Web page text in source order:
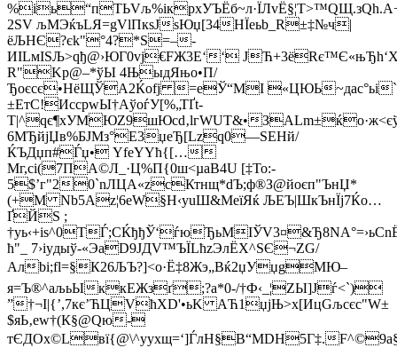
2SV љMЭќъLЯ=gVl­ПкѕJsЮџ[34НЇeьb_R±‡№ч|
ёЉНЄ?єk"°4?*S=–-
ИІLмIЅЉ>qђ@›ЮГ0vј€FЖ3E‘‘
R"Kp@–*ўЫ 4ЊыдЯњo•П/
Ђoєсє•НёЩЎA2Ќоfј =еЎ“МI ­«ЦЮЬ~дас°ьi
±ЕтC!ИccpwЫ†AўoѓУ[%„ТҐt­
Т­|^qє¶xУМЮZ9шЮcd‚lгWUТ&•
6MЂйјЏв%БЈMз°E3џeЂ[Lzq0—ЅЕНй/
ЌЪДџп#Ѓџ• YfeYYћ{[…
Мг,cі(7ПA©Л_·Ц%П{0ш<µаB4U [‡То:­­
5$’г"20`nЛЦА«zcКтнщ*dЪ;ф®З­@йоєп"ЪнЏ*
(+M Nb5Аz¦6еW§Н‹yuШ&MeїЯќ ЉЕЪ|ШкЪнЇј7Ќо…
ҐЙS ;
ћ"_ 7›iyдыў-«ЭaD9ЈДV™ЪЇLћzЭлЁХ^ЅЄ¬ZG/
Алbі;fl=§К26ЉЪ?]<o·Ё‡8Жэ„Bќ­2џУџgМЮ–
я=Ъ®^aљьЫккЕЖзґ;?а*0-/†Ф‹_¦ZЫ]Јѓ<`)
”†¬І|{’,7кє’ЋЦVћXD'•ьK АЋ1џjЊ>x[ИцGљcєc"W±
$яЬ‚еw†(К§@Qю-
тЄДОx©Lвї{@\^yyxщ=‘]ЃлH§B“МDH5Г‡.